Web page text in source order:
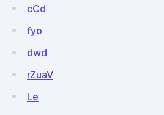
cCd
fyo
dwd
rZuaV
Le